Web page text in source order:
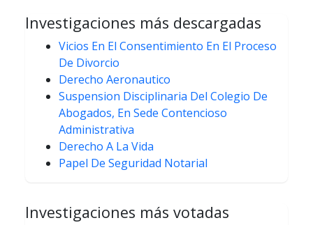
Investigaciones más descargadas
Vicios En El Consentimiento En El Proceso
De Divorcio
Derecho Aeronautico
Suspension Disciplinaria Del Colegio De
Abogados, En Sede Contencioso
Administrativa
Derecho A La Vida
Papel De Seguridad Notarial
Investigaciones más votadas